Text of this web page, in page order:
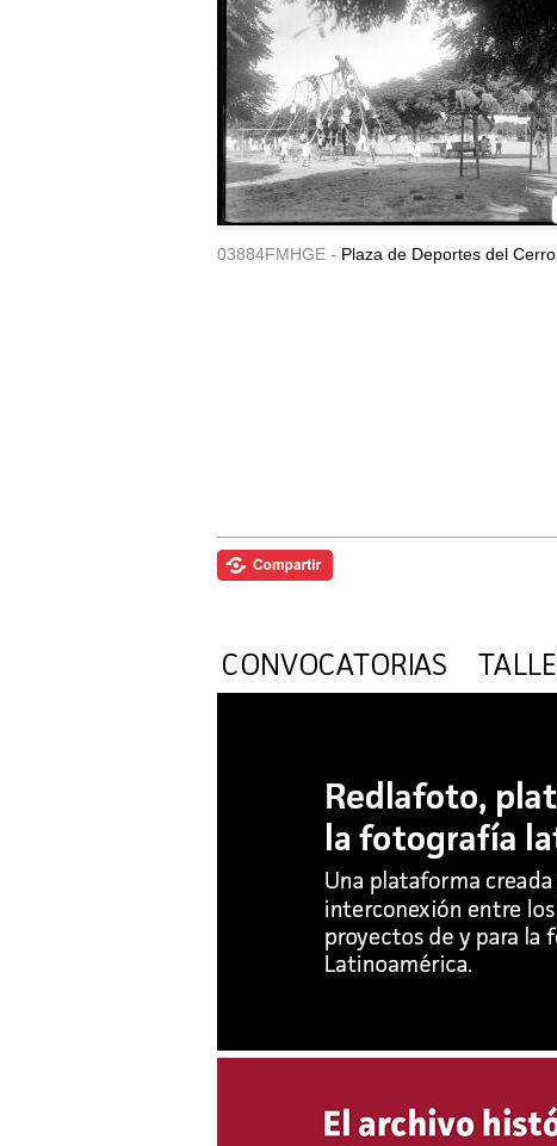
03884FMHGE - Plaza de Deportes del Cerro.